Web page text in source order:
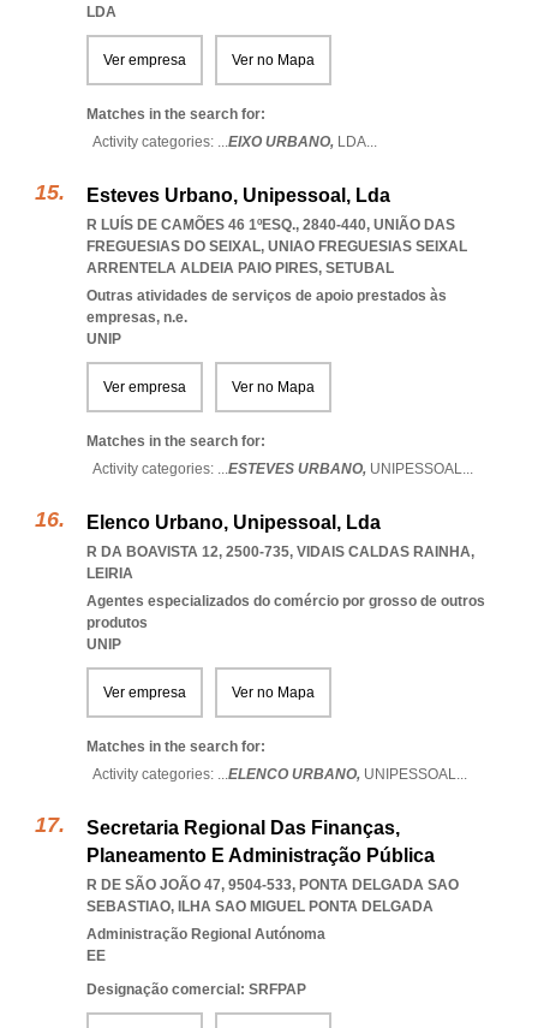
LDA
Ver empresa Ver no Mapa
Matches in the search for:
Activity categories: ...EIXO URBANO, LDA...
Esteves Urbano, Unipessoal, Lda
R LUÍS DE CAMÕES 46 1ºESQ., 2840-440, UNIÃO DAS
FREGUESIAS DO SEIXAL, UNIAO FREGUESIAS SEIXAL
ARRENTELA ALDEIA PAIO PIRES, SETUBAL
Outras atividades de serviços de apoio prestados às
empresas, n.e.
UNIP
Ver empresa Ver no Mapa
Matches in the search for:
Activity categories: ...ESTEVES URBANO, UNIPESSOAL...
Elenco Urbano, Unipessoal, Lda
R DA BOAVISTA 12, 2500-735, VIDAIS CALDAS RAINHA,
LEIRIA
Agentes especializados do comércio por grosso de outros
produtos
UNIP
Ver empresa Ver no Mapa
Matches in the search for:
Activity categories: ...ELENCO URBANO, UNIPESSOAL...
Secretaria Regional Das Finanças,
Planeamento E Administração Pública
R DE SÃO JOÃO 47, 9504-533, PONTA DELGADA SAO
SEBASTIAO, ILHA SAO MIGUEL PONTA DELGADA
Administração Regional Autónoma
EE
Designação comercial: SRFPAP